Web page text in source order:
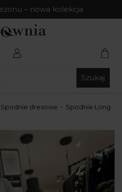
– nowa kolekcja
Szukaj
Spodnie dresowe
Spodnie Long